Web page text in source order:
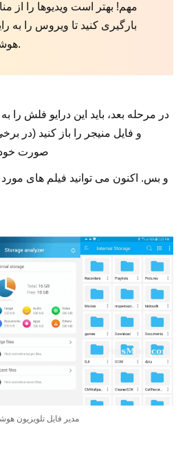
مهم! بهتر است ویدیوها را از
بارگیری کنید تا ویروس را به
هوشمند وارد نکنید.
در مرحله بعد، باید این درایو فلش را
و فایل منیجر را باز کنید (در
صورت
و بس. اکنون می توانید فیلم های مورد
مدیر فایل تلویزیون